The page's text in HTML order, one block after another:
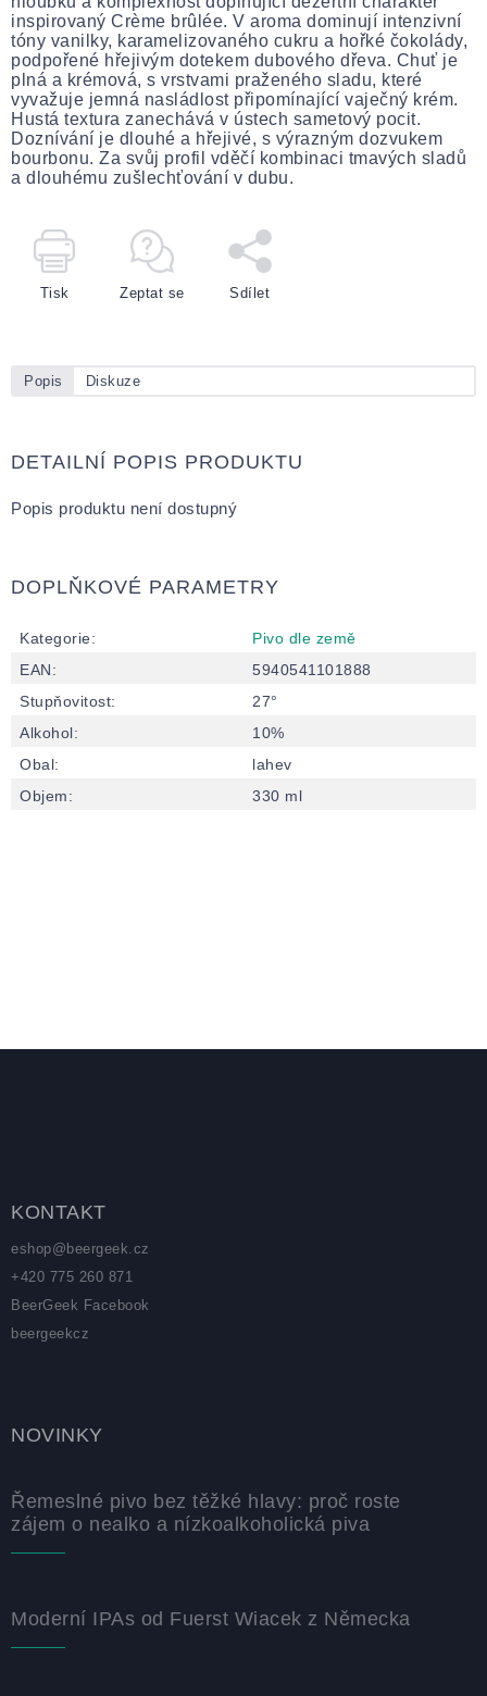
inspirovaný Crème brûlée. V aroma dominují intenzivní
tóny vanilky, karamelizovaného cukru a hořké čokolády,
podpořené hřejivým dotekem dubového dřeva. Chuť je
plná a krémová, s vrstvami praženého sladu, které
vyvažuje jemná nasládlost připomínající vaječný krém.
Hustá textura zanechává v ústech sametový pocit.
Doznívání je dlouhé a hřejivé, s výrazným dozvukem
bourbonu. Za svůj profil vděčí kombinaci tmavých sladů
a dlouhému zušlechťování v dubu.
Tisk Zeptat se Sdílet
Popis Diskuze
DETAILNÍ POPIS PRODUKTU
Popis produktu není dostupný
DOPLŇKOVÉ PARAMETRY
Kategorie:
Pivo dle země
EAN:
5940541101888
Stupňovitost:
27°
Alkohol:
10%
Obal:
lahev
Objem: 330 ml
KONTAKT
eshop@beergeek.cz
+420 775 260 871
BeerGeek Facebook
beergeekcz
NOVINKY
Řemeslné pivo bez těžké hlavy: proč roste
zájem o nealko a nízkoalkoholická piva
Moderní IPAs od Fuerst Wiacek z Německa